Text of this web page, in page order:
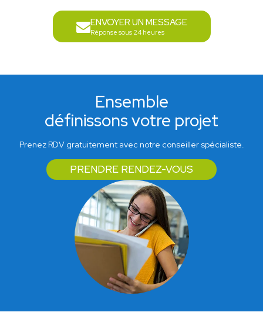
ENVOYER UN MESSAGE
Réponse sous 24 heures
Ensemble
définissons votre projet
Prenez RDV gratuitement avec notre conseiller spécialiste.
PRENDRE RENDEZ-VOUS